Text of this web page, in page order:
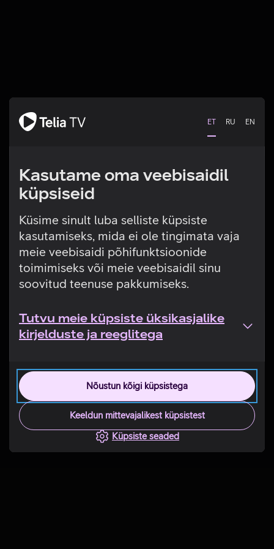
ET RU EN
Kasutame oma veebisaidil
küpsiseid
Küsime sinult luba selliste küpsiste
kasutamiseks, mida ei ole tingimata vaja
meie veebisaidi põhifunktsioonide
toimimiseks või meie veebisaidil sinu
soovitud teenuse pakkumiseks.
Tutvu meie küpsiste üksikasjalike
kirjelduste ja reeglitega
Nõustun kõigi küpsistega
Keeldun mittevajalikest küpsistest
Küpsiste seaded
Tehniline viga